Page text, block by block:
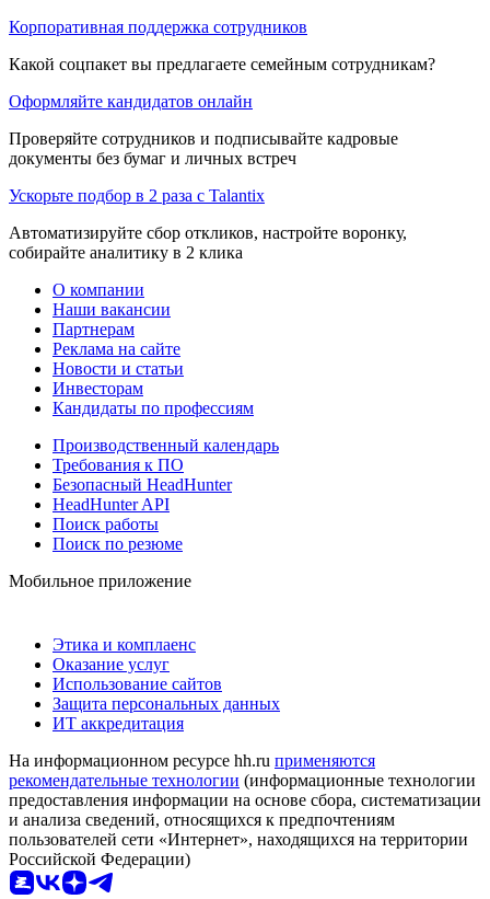
Корпоративная поддержка сотрудников
Какой соцпакет вы предлагаете семейным сотрудникам?
Оформляйте кандидатов онлайн
Проверяйте сотрудников и подписывайте кадровые
документы без бумаг и личных встреч
Ускорьте подбор в 2 раза с Talantix
Автоматизируйте сбор откликов, настройте воронку,
собирайте аналитику в 2 клика
О компании
Наши вакансии
Партнерам
Реклама на сайте
Новости и статьи
Инвесторам
Кандидаты по профессиям
Производственный календарь
Требования к ПО
Безопасный HeadHunter
HeadHunter API
Поиск работы
Поиск по резюме
Мобильное приложение
Этика и комплаенс
Оказание услуг
Использование сайтов
Защита персональных данных
ИТ аккредитация
На информационном ресурсе hh.ru применяются
рекомендательные технологии (информационные технологии
предоставления информации на основе сбора, систематизации
и анализа сведений, относящихся к предпочтениям
пользователей сети «Интернет», находящихся на территории
Российской Федерации)